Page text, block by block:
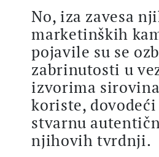
No, iza zavesa
marketinških
pojavile su se
zabrinutosti u
izvorima
koriste,
stvarnu
njihovih tvrdnji.